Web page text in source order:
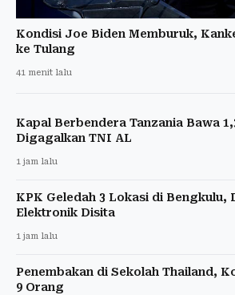
Kondisi Joe Biden Memburuk,
ke Tulang
41 menit lalu
Kapal Berbendera Tanzania Bawa
Digagalkan TNI AL
1 jam lalu
KPK Geledah 3 Lokasi di Bengkulu,
Elektronik Disita
1 jam lalu
Penembakan di Sekolah Thailand,
9 Orang